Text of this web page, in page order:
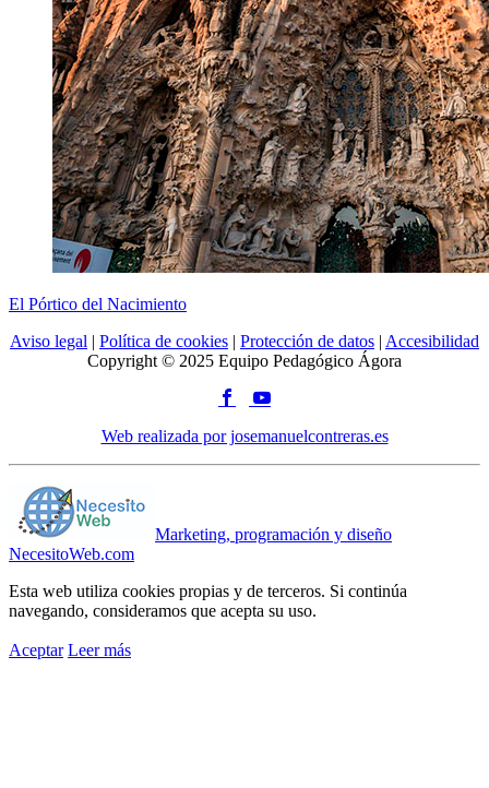
El Pórtico del Nacimiento
Aviso legal | Política de cookies | Protección de datos | Accesibilidad
Copyright © 2025 Equipo Pedagógico Ágora
Web realizada por josemanuelcontreras.es
Marketing, programación y diseño
NecesitoWeb.com
Esta web utiliza cookies propias y de terceros. Si continúa
navegando, consideramos que acepta su uso.
Aceptar Leer más